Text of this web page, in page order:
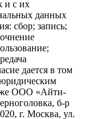
и с их
данных
сбор; запись;
дается в том
ООО «Айти-
б-р
г. Москва, ул.